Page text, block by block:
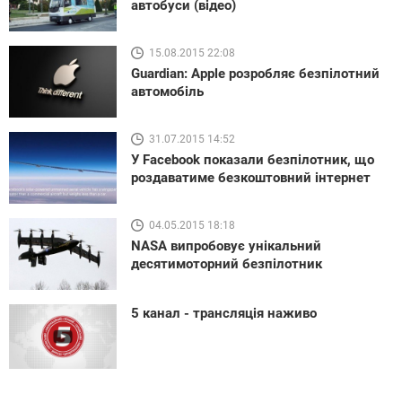
автобуси (відео)
15.08.2015 22:08
Guardian: Apple розробляє безпілотний
автомобіль
31.07.2015 14:52
У Facebook показали безпілотник, що
роздаватиме безкоштовний інтернет
04.05.2015 18:18
NASA випробовує унікальний
десятимоторний безпілотник
5 канал - трансляція наживо